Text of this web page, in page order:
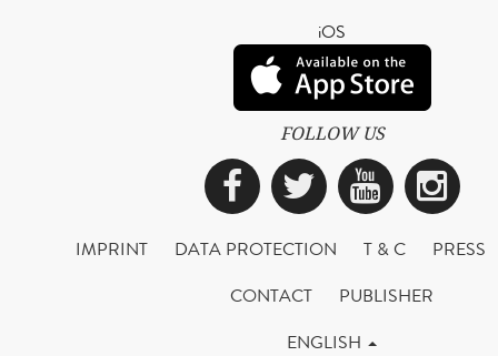
iOS
FOLLOW US
Facebook
Twitter
IMPRINT DATA PROTECTION T & C
PRESS
CONTACT
PUBLISHER
ENGLISH